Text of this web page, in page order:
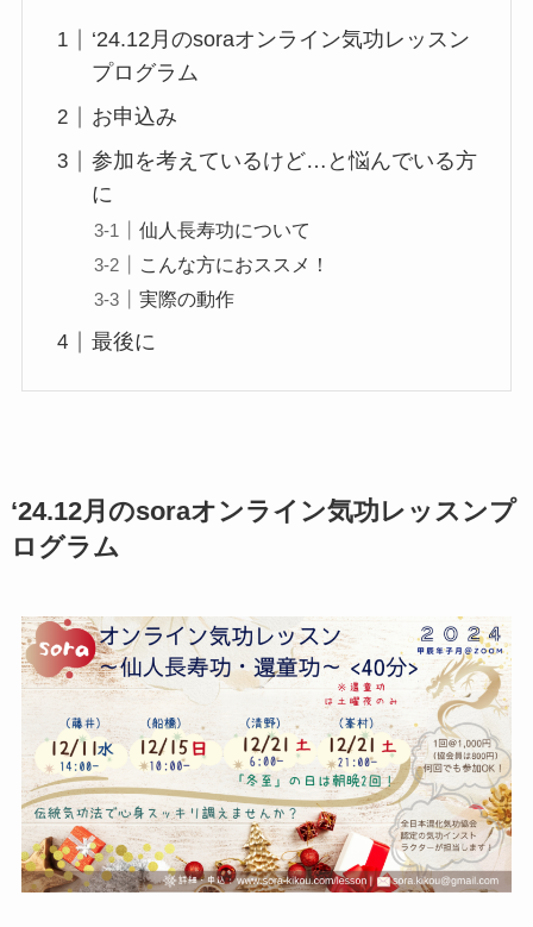
‘24.12月のsoraオンライン気功レッスン
プログラム
お申込み
参加を考えているけど…と悩んでいる方
に
仙人長寿功について
こんな方におススメ！
実際の動作
最後に
‘24.12月のsoraオンライン気功レッスンプ
ログラム